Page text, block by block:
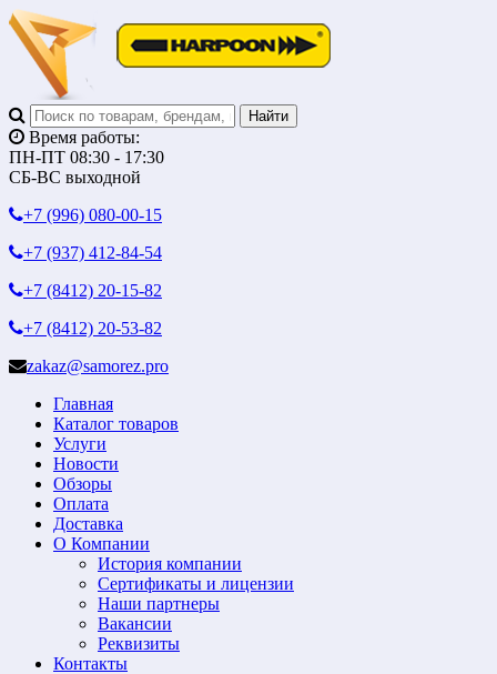
Время работы:
ПН-ПТ 08:30 - 17:30
СБ-ВС выходной
+7 (996) 080-00-15
+7 (937) 412-84-54
+7 (8412) 20-15-82
+7 (8412) 20-53-82
zakaz@samorez.pro
Главная
Каталог товаров
Услуги
Новости
Обзоры
Оплата
Доставка
О Компании
История компании
Сертификаты и лицензии
Наши партнеры
Вакансии
Реквизиты
Контакты